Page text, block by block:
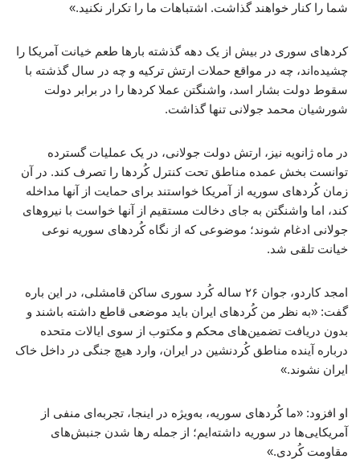
شما را کنار خواهند گذاشت. اشتباهات ما را تکرار نکنید.»
کردهای سوری در بیش از یک دهه گذشته بارها طعم خیانت آمریکا را
چشیده‌اند، چه در مواقع حملات ارتش ترکیه و چه در سال گذشته با
سقوط دولت بشار اسد، واشنگتن عملا کردها را در برابر دولت
شورشیان محمد جولانی تنها گذاشت.
در ماه ژانویه نیز، ارتش دولت جولانی، در یک عملیات گسترده
توانست بخش عمده مناطق تحت کنترل کُردها را تصرف کند. در آن
زمان کُردهای سوریه از آمریکا خواستند برای حمایت از آنها مداخله
کند، اما واشنگتن به جای دخالت مستقیم از آنها خواست با نیروهای
جولانی ادغام شوند؛ موضوعی که از نگاه کُردهای سوریه نوعی
خیانت تلقی شد.
امجد کاردو، جوان ۲۶ ساله کُرد سوری ساکن قامشلی، در این باره
گفت: «به نظر من کُردهای ایران باید موضعی قاطع داشته باشند و
بدون دریافت تضمین‌های محکم و مکتوب از سوی ایالات متحده
درباره آینده مناطق کُردنشین در ایران، وارد هیچ جنگی در داخل خاک
ایران نشوند.»
او افزود: «ما کُردهای سوریه، به‌ویژه در اینجا، تجربه‌ای منفی از
آمریکایی‌ها در سوریه داشته‌ایم؛ از جمله رها شدن جنبش‌های
مقاومت کُردی.»